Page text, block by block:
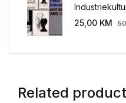
AEG 1907-
25,00 KM
Related